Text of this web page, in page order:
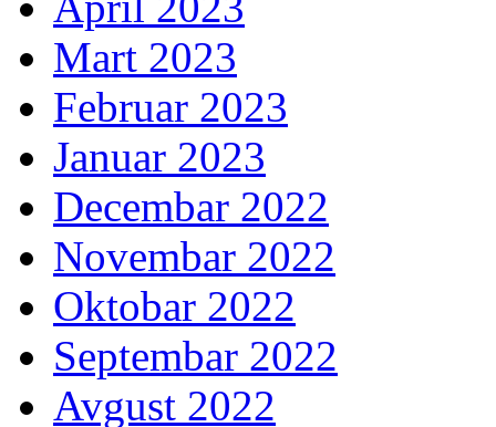
Mart 2023
Februar 2023
Januar 2023
Decembar 2022
Novembar 2022
Oktobar 2022
Septembar 2022
Avgust 2022